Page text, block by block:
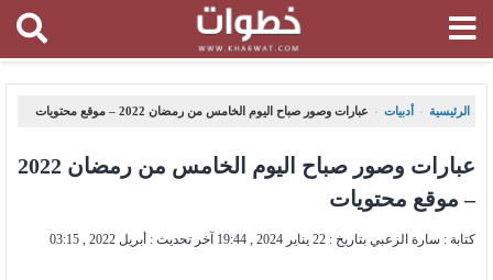
الرئيسية ، أدبيات ، عبارات وصور صباح اليوم الخامس من رمضان 2022 – موقع محتويات
عبارات وصور صباح اليوم الخامس من رمضان 2022
– موقع محتويات
كتابة : سارة الزعبي بتاريخ : 22 يناير 2024 , 19:44 آخر تحديث : أبريل 2022 , 03:15